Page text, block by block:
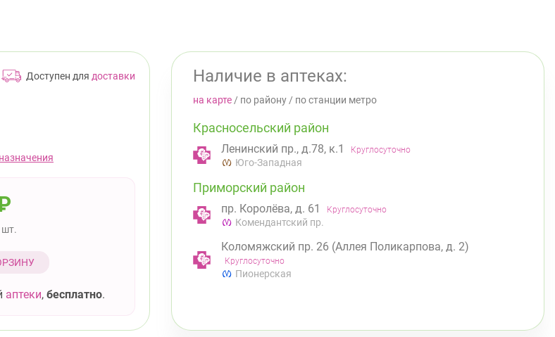
Доступен для доставки
шт.
аптеки, бесплатно.
Наличие в аптеках:
на карте / по району / по станции метро
Красносельский район
Ленинский пр., д.78, к.1 Круглосуточно
Юго-Западная
Приморский район
пр. Королёва, д. 61 Круглосуточно
Комендантский пр.
Коломяжский пр. 26 (Аллея Поликарпова, д. 2)
Круглосуточно
Пионерская